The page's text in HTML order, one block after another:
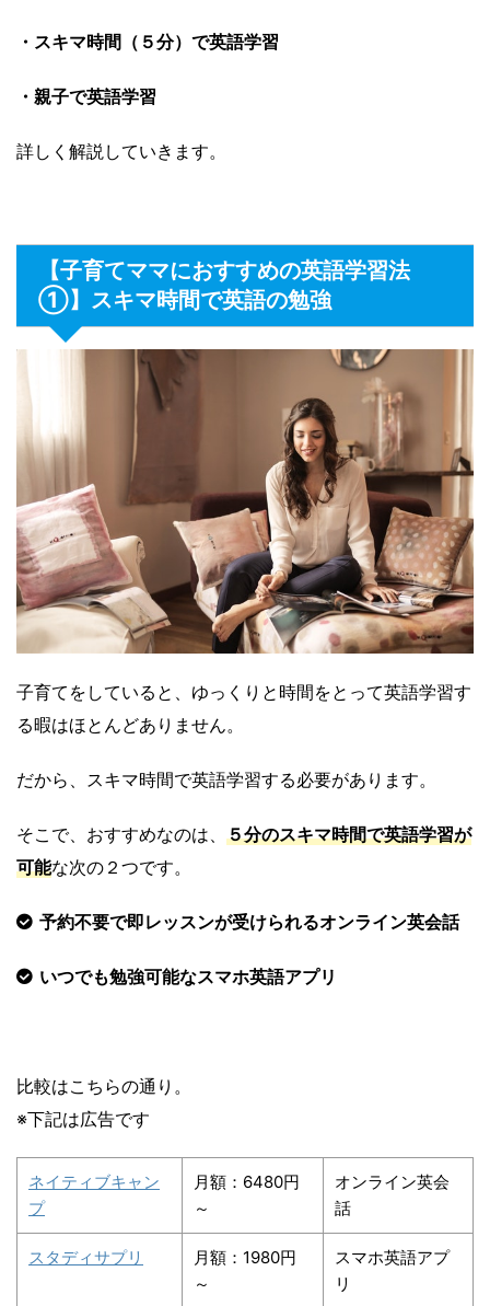
・スキマ時間（５分）で英語学習
・親子で英語学習
詳しく解説していきます。
【子育てママにおすすめの英語学習法
①】スキマ時間で英語の勉強
子育てをしていると、ゆっくりと時間をとって英語学習す
る暇はほとんどありません。
だから、スキマ時間で英語学習する必要があります。
そこで、おすすめなのは、 ５分のスキマ時間で英語学習が
可能な次の２つです。
予約不要で即レッスンが受けられるオンライン英会話
いつでも勉強可能なスマホ英語アプリ
比較はこちらの通り。
※下記は広告です
ネイティブキャン
プ
月額：6480円
～
オンライン英会
話
スタディサプリ
月額：1980円
～
スマホ英語アプ
リ